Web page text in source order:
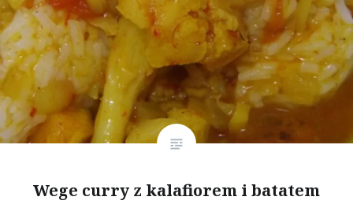
Wege curry z kalafiorem i batatem